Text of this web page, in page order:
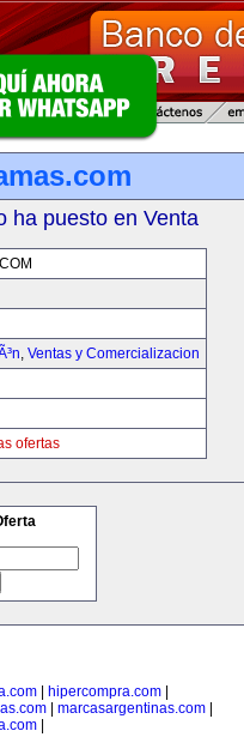
ha puesto en Venta
, Ventas y Comercializacion
ofertas
hipercompra.com
| marcasargentinas.com|